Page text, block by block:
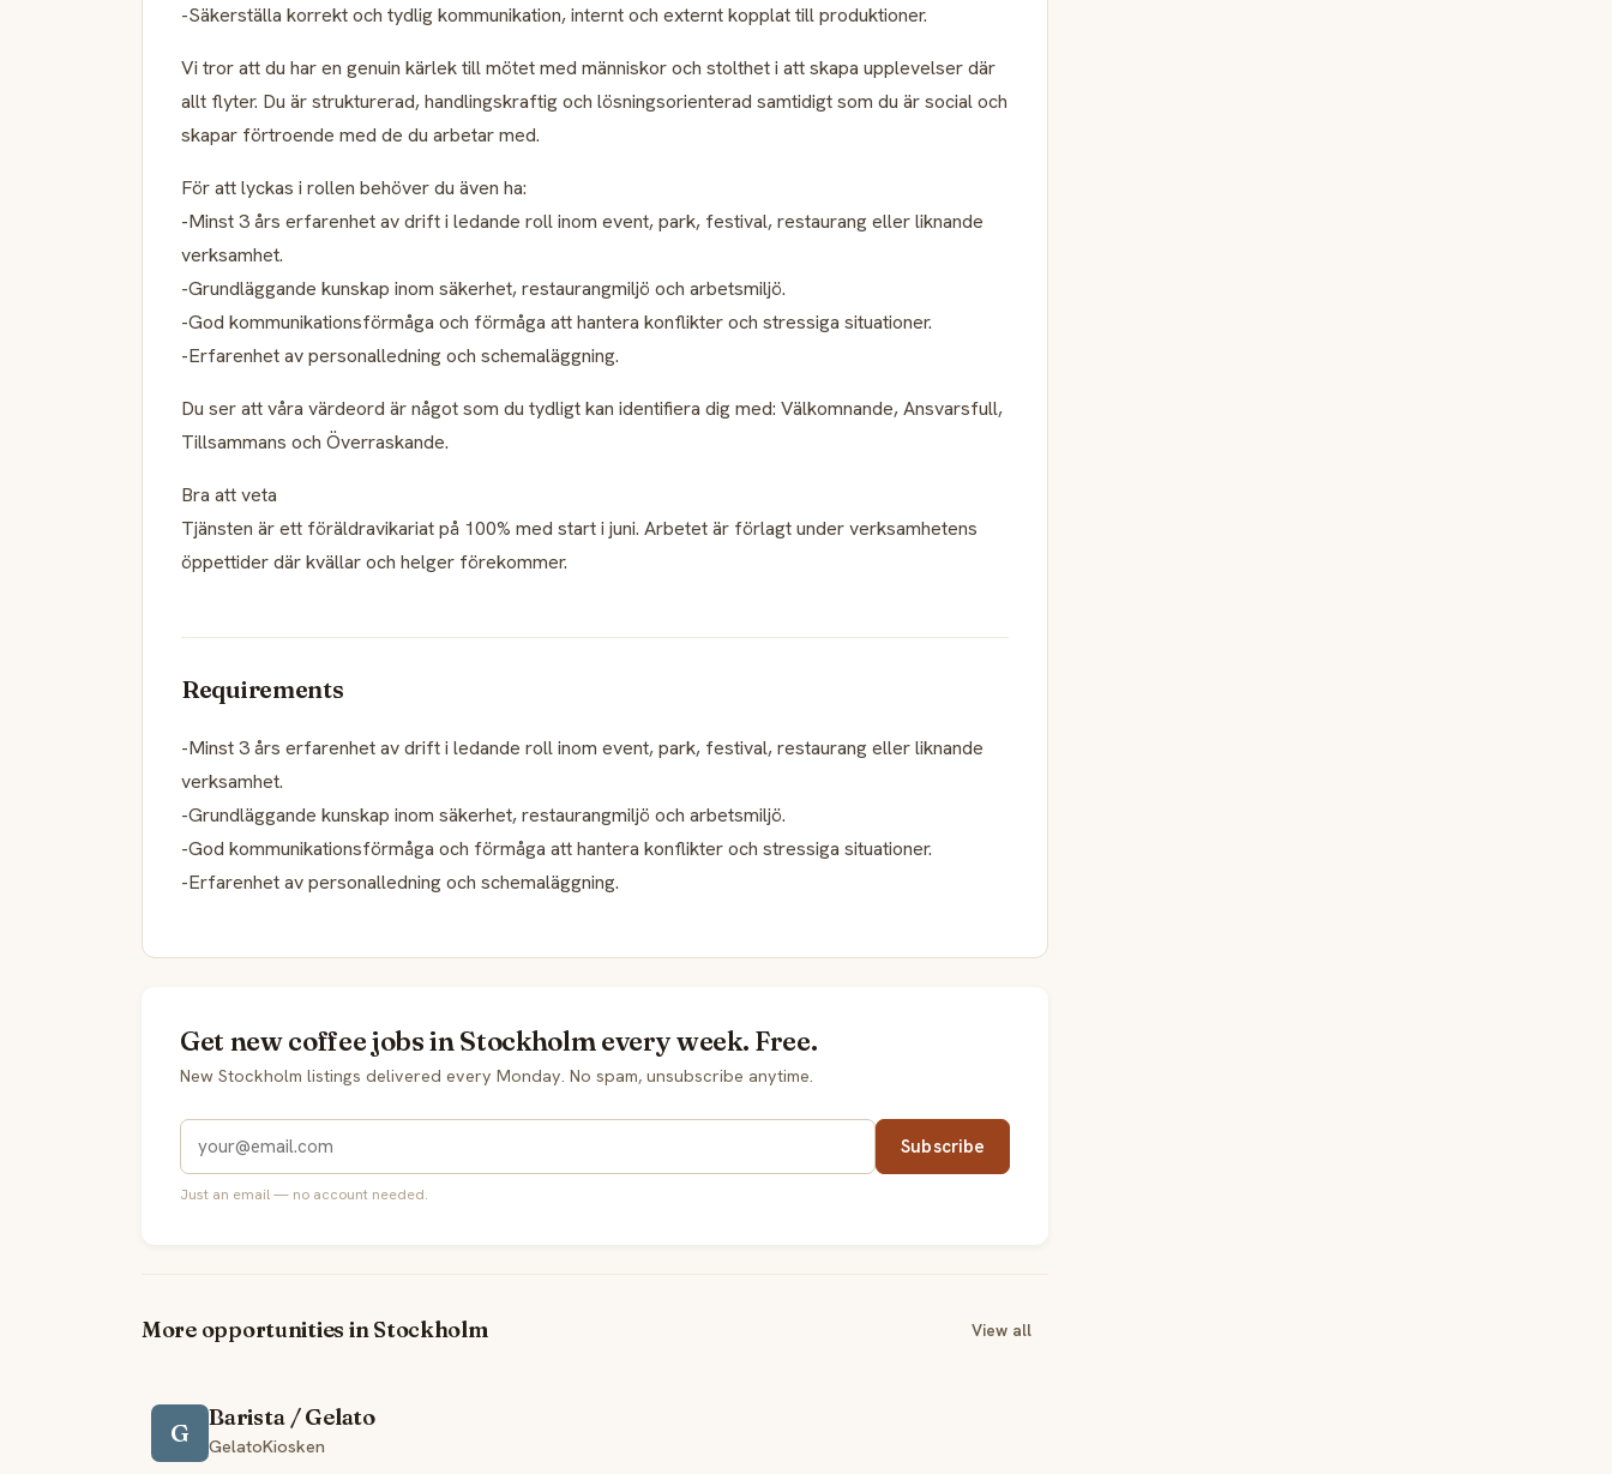
-Säkerställa korrekt och tydlig kommunikation, internt och externt kopplat till produktioner.
Vi tror att du har en genuin kärlek till mötet med människor och stolthet i att skapa upplevelser där
allt flyter. Du är strukturerad, handlingskraftig och lösningsorienterad samtidigt som du är social och
skapar förtroende med de du arbetar med.
För att lyckas i rollen behöver du även ha:
-Minst 3 års erfarenhet av drift i ledande roll inom event, park, festival, restaurang eller liknande
verksamhet.
-Grundläggande kunskap inom säkerhet, restaurangmiljö och arbetsmiljö.
-God kommunikationsförmåga och förmåga att hantera konflikter och stressiga situationer.
-Erfarenhet av personalledning och schemaläggning.
Du ser att våra värdeord är något som du tydligt kan identifiera dig med: Välkomnande, Ansvarsfull,
Tillsammans och Överraskande.
Bra att veta
Tjänsten är ett föräldravikariat på 100% med start i juni. Arbetet är förlagt under verksamhetens
öppettider där kvällar och helger förekommer.
Requirements
-Minst 3 års erfarenhet av drift i ledande roll inom event, park, festival, restaurang eller liknande
verksamhet.
-Grundläggande kunskap inom säkerhet, restaurangmiljö och arbetsmiljö.
-God kommunikationsförmåga och förmåga att hantera konflikter och stressiga situationer.
-Erfarenhet av personalledning och schemaläggning.
Get new coffee jobs in Stockholm every week. Free.
New Stockholm listings delivered every Monday. No spam, unsubscribe anytime.
Subscribe
Just an email — no account needed.
More opportunities in Stockholm View all
G
Barista / Gelato
GelatoKiosken